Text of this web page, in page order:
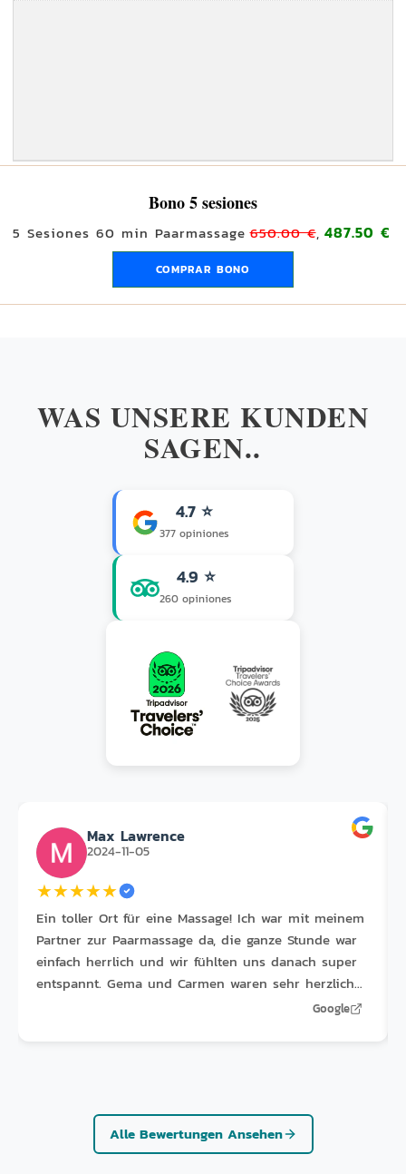
Bono 5 sesiones
5 Sesiones 60 min Paarmassage 650.00 €, 487.50 €
COMPRAR BONO
WAS UNSERE KUNDEN
SAGEN..
4.7 ⭐
377 opiniones
4.9 ⭐
260 opiniones
Max Lawrence
2024-11-05
★★★★★
Ein toller Ort für eine Massage! Ich war mit meinem
Partner zur Paarmassage da, die ganze Stunde war
einfach herrlich und wir fühlten uns danach super
entspannt. Gema und Carmen waren sehr herzlich
und professionell und haben uns ein wirklichGoogle
Alle Bewertungen Ansehen